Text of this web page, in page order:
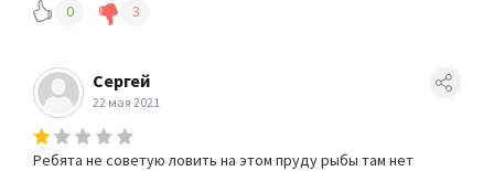
0 3
Сергей
22 мая 2021
Ребята не советую ловить на этом пруду рыбы там нет